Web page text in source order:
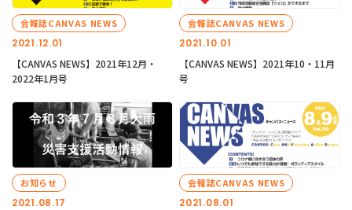
2021.12.01
会報誌CANVAS NEWS
【CANVAS NEWS】2021年12月・
2022年1月号
2021.10.01
会報誌CANVAS NEWS
【CANVAS NEWS】2021年10・11月
号
2021.08.17
お知らせ
2021.08.01
会報誌CANVAS NEWS